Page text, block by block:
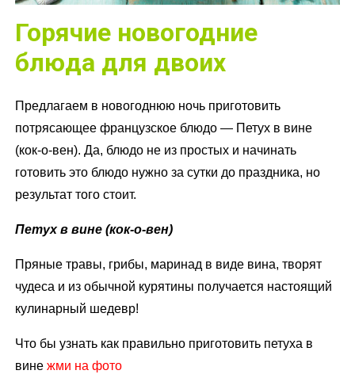
Горячие новогодние
блюда для двоих
Предлагаем в новогоднюю ночь приготовить
потрясающее французское блюдо — Петух в вине
(кок-о-вен). Да, блюдо не из простых и начинать
готовить это блюдо нужно за сутки до праздника, но
результат того стоит.
Петух в вине (кок-о-вен)
Пряные травы, грибы, маринад в виде вина, творят
чудеса и из обычной курятины получается настоящий
кулинарный шедевр!
Что бы узнать как правильно приготовить петуха в
винежми на фото